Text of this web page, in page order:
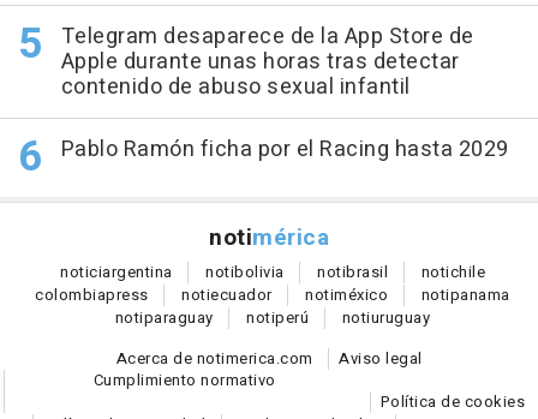
Telegram desaparece de la App Store de
Apple durante unas horas tras detectar
contenido de abuso sexual infantil
Pablo Ramón ficha por el Racing hasta 2029
notimérica
noticiargentina notibolivia notibrasil notichile
colombiapress notiecuador notiméxico notipanama
notiparaguay notiperú notiuruguay
Acerca de notimerica.com
Aviso legal
Cumplimiento normativo
Política de cookies